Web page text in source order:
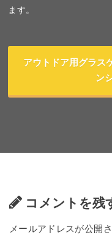
ます。
アウトドア用グラス
ン
コメントを残
メールアドレスが公開